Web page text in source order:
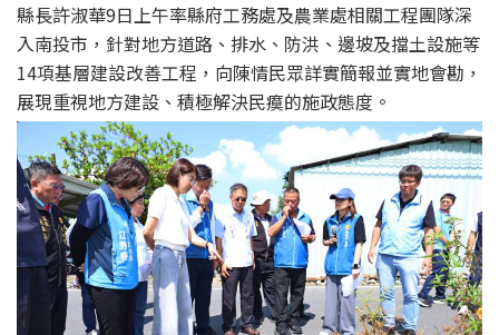
縣長許淑華9日上午率縣府工務處及農業處相關工程團隊深
入南投市，針對地方道路、排水、防洪、邊坡及擋土設施等
14項基層建設改善工程，向陳情民眾詳實簡報並實地會勘，
展現重視地方建設、積極解決民瘼的施政態度。